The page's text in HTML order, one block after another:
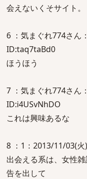
会えないくそサイト。
6 ：気まぐれ774さん
ID:taq7taBd0
ほうほう
7 ：気まぐれ774さん
ID:i4USvNhDO
これは興味あるな
8 ：1：2013/11/03(火
出会える系は、女性
告を出して